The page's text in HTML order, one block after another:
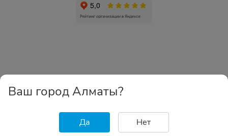
Ваш город Алматы?
Да Нет